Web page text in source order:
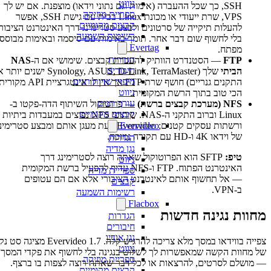
ניווט
ספריית מוזיקה
קבצים מקומיים
רשימות השמעה
Evertag
הגדרות
חיבורים
מיפויי שדות תגים
ניווט
עורך תגים
קבצים מקומיים
Evervideo
הגדרות
נגן מדיה
ניווט
ספריית מדיה
קבצים
רשימות השמעה
Flacbox
הגדרות
חיבורים
נגן אודיו
ניווט
ספריית מוזיקה
SSH, כך שכל ההעברה (אימות וגם נתוני וידאו) מוצפנת. אם יש לך
VPS, שרת ייעודי או מכונת Linux בבית עם גישת SSH, אפשר
להעלות תיקייה של סרטונים ולבצע סטרימינג דרך האינטרנט הציבורי
בלי לחשוף שום דבר אחר. תומך באימות עם סיסמה ובאימות מבוסס
מפתח.
FTP— הסטנדרט הוותיק להעברת קבצים. שימושי אם ה-NAS
הביתי
שלך (Synology, ASUS, D-Link, TerraMaster ישנים יותר או
התקנים גנריים) חושף שרת FTP אך אין לו אינטגרציית API מקורית.
הכי טוב בתוך הרשת המקומית.
NFS (מערכת קבצים ברשת)
— פרוטוקול השיתוף הדה-פקטו ב-
Linux וברוב התקני ה-NAS. שיתופי NFS נפוצים במעבדות ביתיות
ורשתות עסקים קטנים; Evervideo כעת מעגן אותם ומבצע סטרימינג
של וידאו 4K ו-HD עם תקורה נמוכה.
טיפ:
SFTP הוא הפרוטוקול שאתה רוצה לסטרימינג דרך
האינטרנט הפתוח. FTP ו-NFS עדיף להפעיל ברשת המקומית
— אל תחשוף אותם לאינטרנט הציבורי אלא אם הם עטופים
ב-VPN.
מחוות נגינה חדשות
צפייה בווידאו במסך מלא צריכה להרגיש קלה. Evervideo 1.7 מציגה סט נקי
של מחוות הקשה שמאפשרות לך לשלוט בנגינה בלי לחשוף את פקדי המסך
— מושלם לסרטים, להרצאות או לכל דבר שאתה רוצה לצפות בו ברצף.